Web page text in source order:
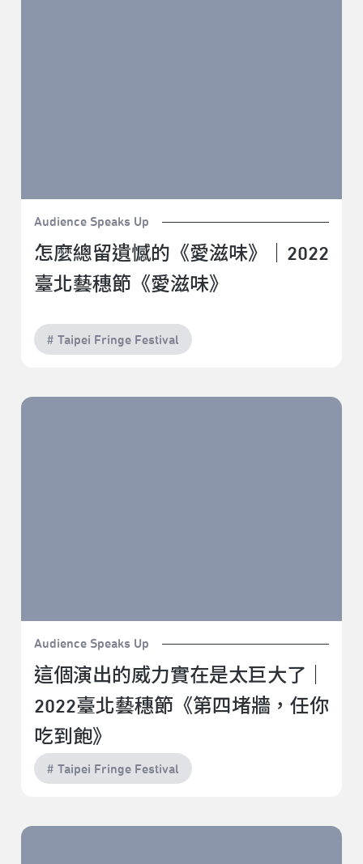
Audience Speaks Up
怎麼總留遺憾的《愛滋味》｜2022
臺北藝穗節《愛滋味》
# Taipei Fringe Festival
這個演出的威力實在是太巨大了｜2022臺北藝穗節《第
Audience Speaks Up
這個演出的威力實在是太巨大了｜
2022臺北藝穗節《第四堵牆，任你
吃到飽》
# Taipei Fringe Festival
以磬SOLO《To Be Ophelia》｜2022臺北藝穗節（駐節評